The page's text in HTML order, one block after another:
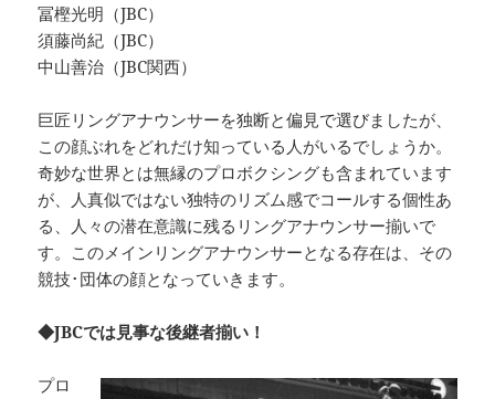
冨樫光明（JBC）
須藤尚紀（JBC）
中山善治（JBC関西）
巨匠リングアナウンサーを独断と偏見で選びましたが、
この顔ぶれをどれだけ知っている人がいるでしょうか。
奇妙な世界とは無縁のプロボクシングも含まれています
が、人真似ではない独特のリズム感でコールする個性あ
る、人々の潜在意識に残るリングアナウンサー揃いで
す。このメインリングアナウンサーとなる存在は、その
競技･団体の顔となっていきます。
◆JBCでは見事な後継者揃い！
プロ